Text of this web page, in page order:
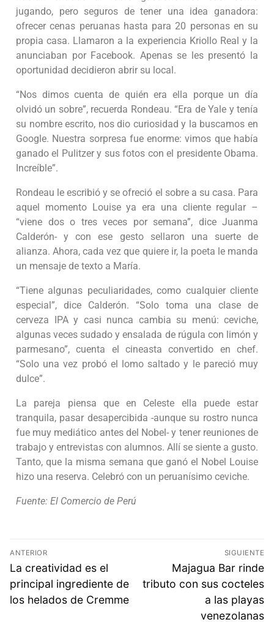
jugando, pero seguros de tener una idea ganadora:
ofrecer cenas peruanas hasta para 20 personas en su
propia casa. Llamaron a la experiencia Kriollo Real y la
anunciaban por Facebook. Apenas se les presentó la
oportunidad decidieron abrir su local.
“Nos dimos cuenta de quién era ella porque un día
olvidó un sobre”, recuerda Rondeau. “Era de Yale y tenía
su nombre escrito, nos dio curiosidad y la buscamos en
Google. Nuestra sorpresa fue enorme: vimos que había
ganado el Pulitzer y sus fotos con el presidente Obama.
Increíble”.
Rondeau le escribió y se ofreció el sobre a su casa. Para
aquel momento Louise ya era una cliente regular –
“viene dos o tres veces por semana”, dice Juanma
Calderón- y con ese gesto sellaron una suerte de
alianza. Ahora, cada vez que quiere ir, la poeta le manda
un mensaje de texto a María.
“Tiene algunas peculiaridades, como cualquier cliente
especial”, dice Calderón. “Solo toma una clase de
cerveza IPA y casi nunca cambia su menú: ceviche,
algunas veces sudado y ensalada de rúgula con limón y
parmesano”, cuenta el cineasta convertido en chef.
“Solo una vez probó el lomo saltado y le pareció muy
dulce”.
La pareja piensa que en Celeste ella puede estar
tranquila, pasar desapercibida -aunque su rostro nunca
fue muy mediático antes del Nobel- y tener reuniones de
trabajo y entrevistas con alumnos. Allí se siente a gusto.
Tanto, que la misma semana que ganó el Nobel Louise
hizo una reserva. Celebró con un peruanísimo ceviche.
Fuente: El Comercio de Perú
ANTERIOR
La creatividad es el
principal ingrediente de
los helados de Cremme
SIGUIENTE
Majagua Bar rinde
tributo con sus cocteles
a las playas
venezolanas